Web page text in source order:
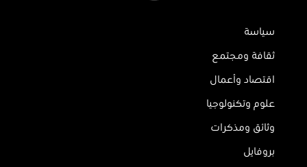
سياسة
ثقافة ومجتمع
اقتصاد وأعمال
علوم وتكنولوجيا
وثائق ومذكرات
بروفايل